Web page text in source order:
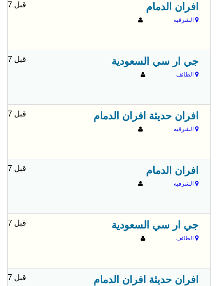
افران الدمام
الشرقيه
قبل 7 شهور
جي ار سي السعودية
الطائف
قبل 7 شهور
افران حديثة افران الدمام
الشرقيه
قبل 7 شهور
افران الدمام
الشرقيه
قبل 7 شهور
جي ار سي السعودية
الطائف
قبل 7 شهور
افران حديثة افران الدمام قبل 7 شهور